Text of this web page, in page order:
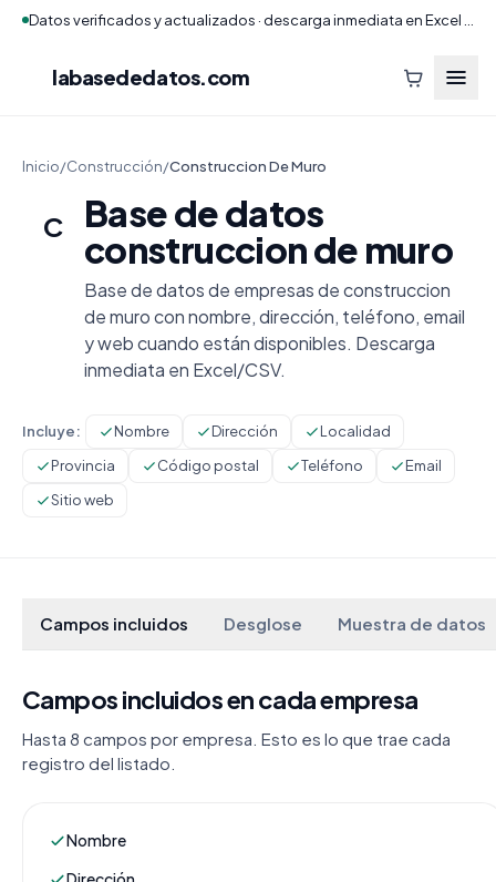
labasededatos.com
Inicio/Construcción/Construccion De Muro
C
Base de datos
construccion de muro
Base de datos de empresas de construccion
de muro con nombre, dirección, teléfono, email
y web cuando están disponibles. Descarga
inmediata en Excel/CSV.
Incluye: Nombre Dirección
Localidad
Provincia
Código postal Teléfono
Email
Sitio web
Campos incluidos Desglose Muestra de datos
Campos incluidos en cada empresa
Hasta 8 campos por empresa. Esto es lo que trae cada
registro del listado.
Nombre